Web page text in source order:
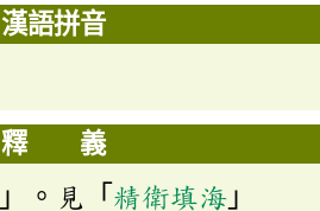
漢語拼音
釋 義
」。見「 精衛填海 」